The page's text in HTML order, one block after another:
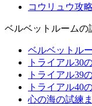
コウリュウ攻略
ベルベットルームの
ベルベットル
トライアル30
トライアル39
トライアル40
心の海の試練